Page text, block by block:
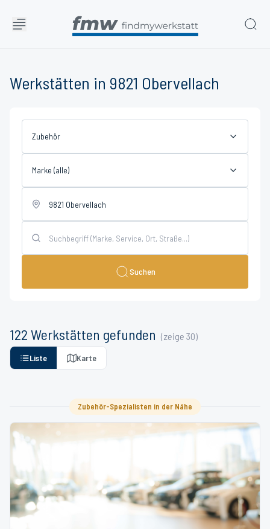
Werkstätten in 9821 Obervellach
Zubehör
Marke (alle)
Suchen
122 Werkstätten gefunden (zeige 30)
Liste Karte
Zubehör-Spezialisten in der Nähe